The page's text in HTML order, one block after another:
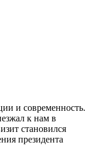
и современность.
к нам в
становился
президента